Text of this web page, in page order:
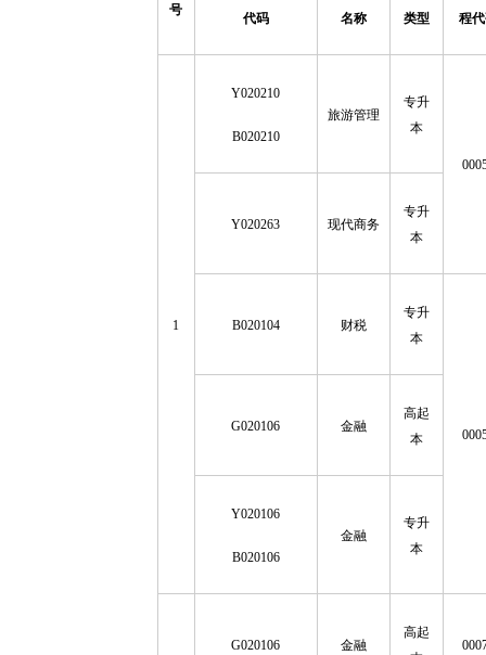
号
代码 名称 类型 程
1
Y020210
B020210
旅游管理
专升
本
Y020263 现代商务
专升
本
B020104 财税
专升
本
G020106 金融
高起
本
Y020106
B020106
金融
专升
本
G020106 金融
高起